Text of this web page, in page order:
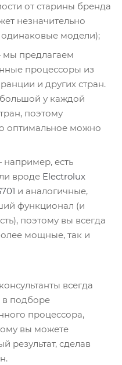
от старины бренда
незначительно
модели);
мы предлагаем
процессоры из
и других стран.
у каждой
поэтому
оптимальное можно
есть
вроде Electrolux
и аналогичные,
функционал (и
поэтому вы всегда
мощные, так и
всегда
подборе
процессора,
вы можете
результат, сделав